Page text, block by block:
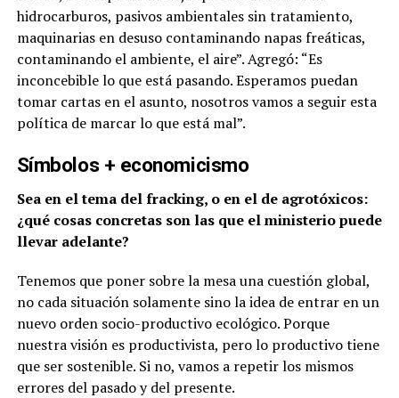
hidrocarburos, pasivos ambientales sin tratamiento,
maquinarias en desuso contaminando napas freáticas,
contaminando el ambiente, el aire”. Agregó: “Es
inconcebible lo que está pasando. Esperamos puedan
tomar cartas en el asunto, nosotros vamos a seguir esta
política de marcar lo que está mal”.
Símbolos + economicismo
Sea en el tema del fracking, o en el de agrotóxicos:
¿qué cosas concretas son las que el ministerio puede
llevar adelante?
Tenemos que poner sobre la mesa una cuestión global,
no cada situación solamente sino la idea de entrar en un
nuevo orden socio-productivo ecológico. Porque
nuestra visión es productivista, pero lo productivo tiene
que ser sostenible. Si no, vamos a repetir los mismos
errores del pasado y del presente.